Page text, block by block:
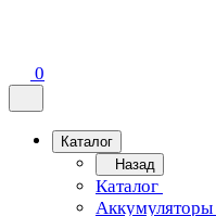
0
Каталог
Назад
Каталог
Аккумуляторы